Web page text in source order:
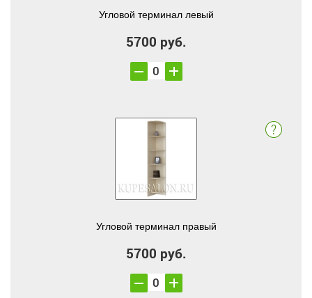
Угловой терминал левый
5700 руб.
Угловой терминал правый
5700 руб.